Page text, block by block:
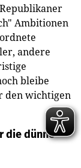
Ambitionen
andere
bleibe
den wichtigen
die dünne